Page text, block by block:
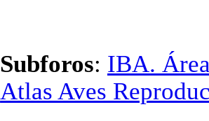
Subforos: IBA.
Atlas Aves